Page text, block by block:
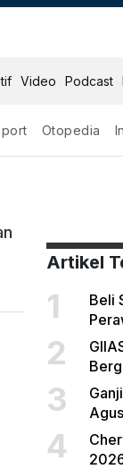
Video Podcast
Otopedia
Artikel
1
Beli
2
3
4